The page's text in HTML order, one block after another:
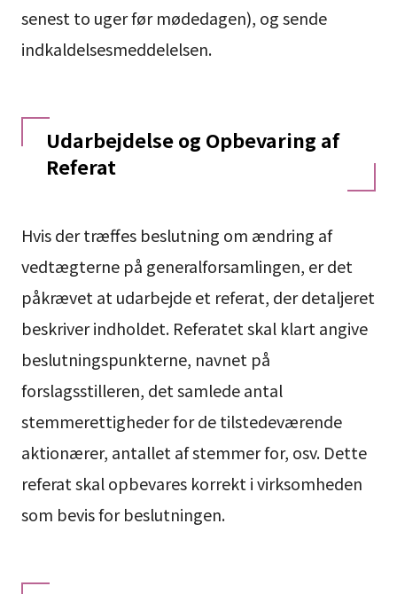
senest to uger før mødedagen), og sende
indkaldelsesmeddelelsen.
Udarbejdelse og Opbevaring af
Referat
Hvis der træffes beslutning om ændring af
vedtægterne på generalforsamlingen, er det
påkrævet at udarbejde et referat, der detaljeret
beskriver indholdet. Referatet skal klart angive
beslutningspunkterne, navnet på
forslagsstilleren, det samlede antal
stemmerettigheder for de tilstedeværende
aktionærer, antallet af stemmer for, osv. Dette
referat skal opbevares korrekt i virksomheden
som bevis for beslutningen.